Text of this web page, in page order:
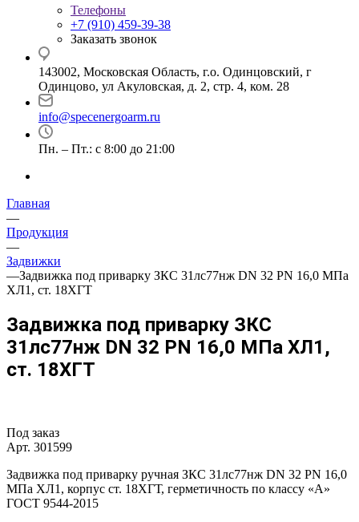
Телефоны
+7 (910) 459-39-38
Заказать звонок
143002, Московская Область, г.о. Одинцовский, г
Одинцово, ул Акуловская, д. 2, стр. 4, ком. 28
info@specenergoarm.ru
Пн. – Пт.: с 8:00 до 21:00
Главная
—
Продукция
—
Задвижки
—Задвижка под приварку ЗКС 31лс77нж DN 32 PN 16,0 МПа
ХЛ1, ст. 18ХГТ
Задвижка под приварку ЗКС
31лс77нж DN 32 PN 16,0 МПа ХЛ1,
ст. 18ХГТ
Под заказ
Арт. 301599
Задвижка под приварку ручная ЗКС 31лс77нж DN 32 PN 16,0
МПа ХЛ1, корпус ст. 18ХГТ, герметичность по классу «A»
ГОСТ 9544-2015